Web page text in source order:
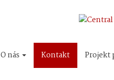
O nás Kontakt Projekt